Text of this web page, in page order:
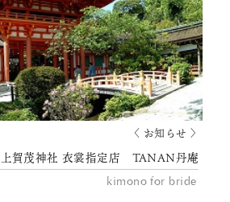
〈 お知らせ 〉
上賀茂神社 衣裳指定店 TANAN丹庵
kimono for bride